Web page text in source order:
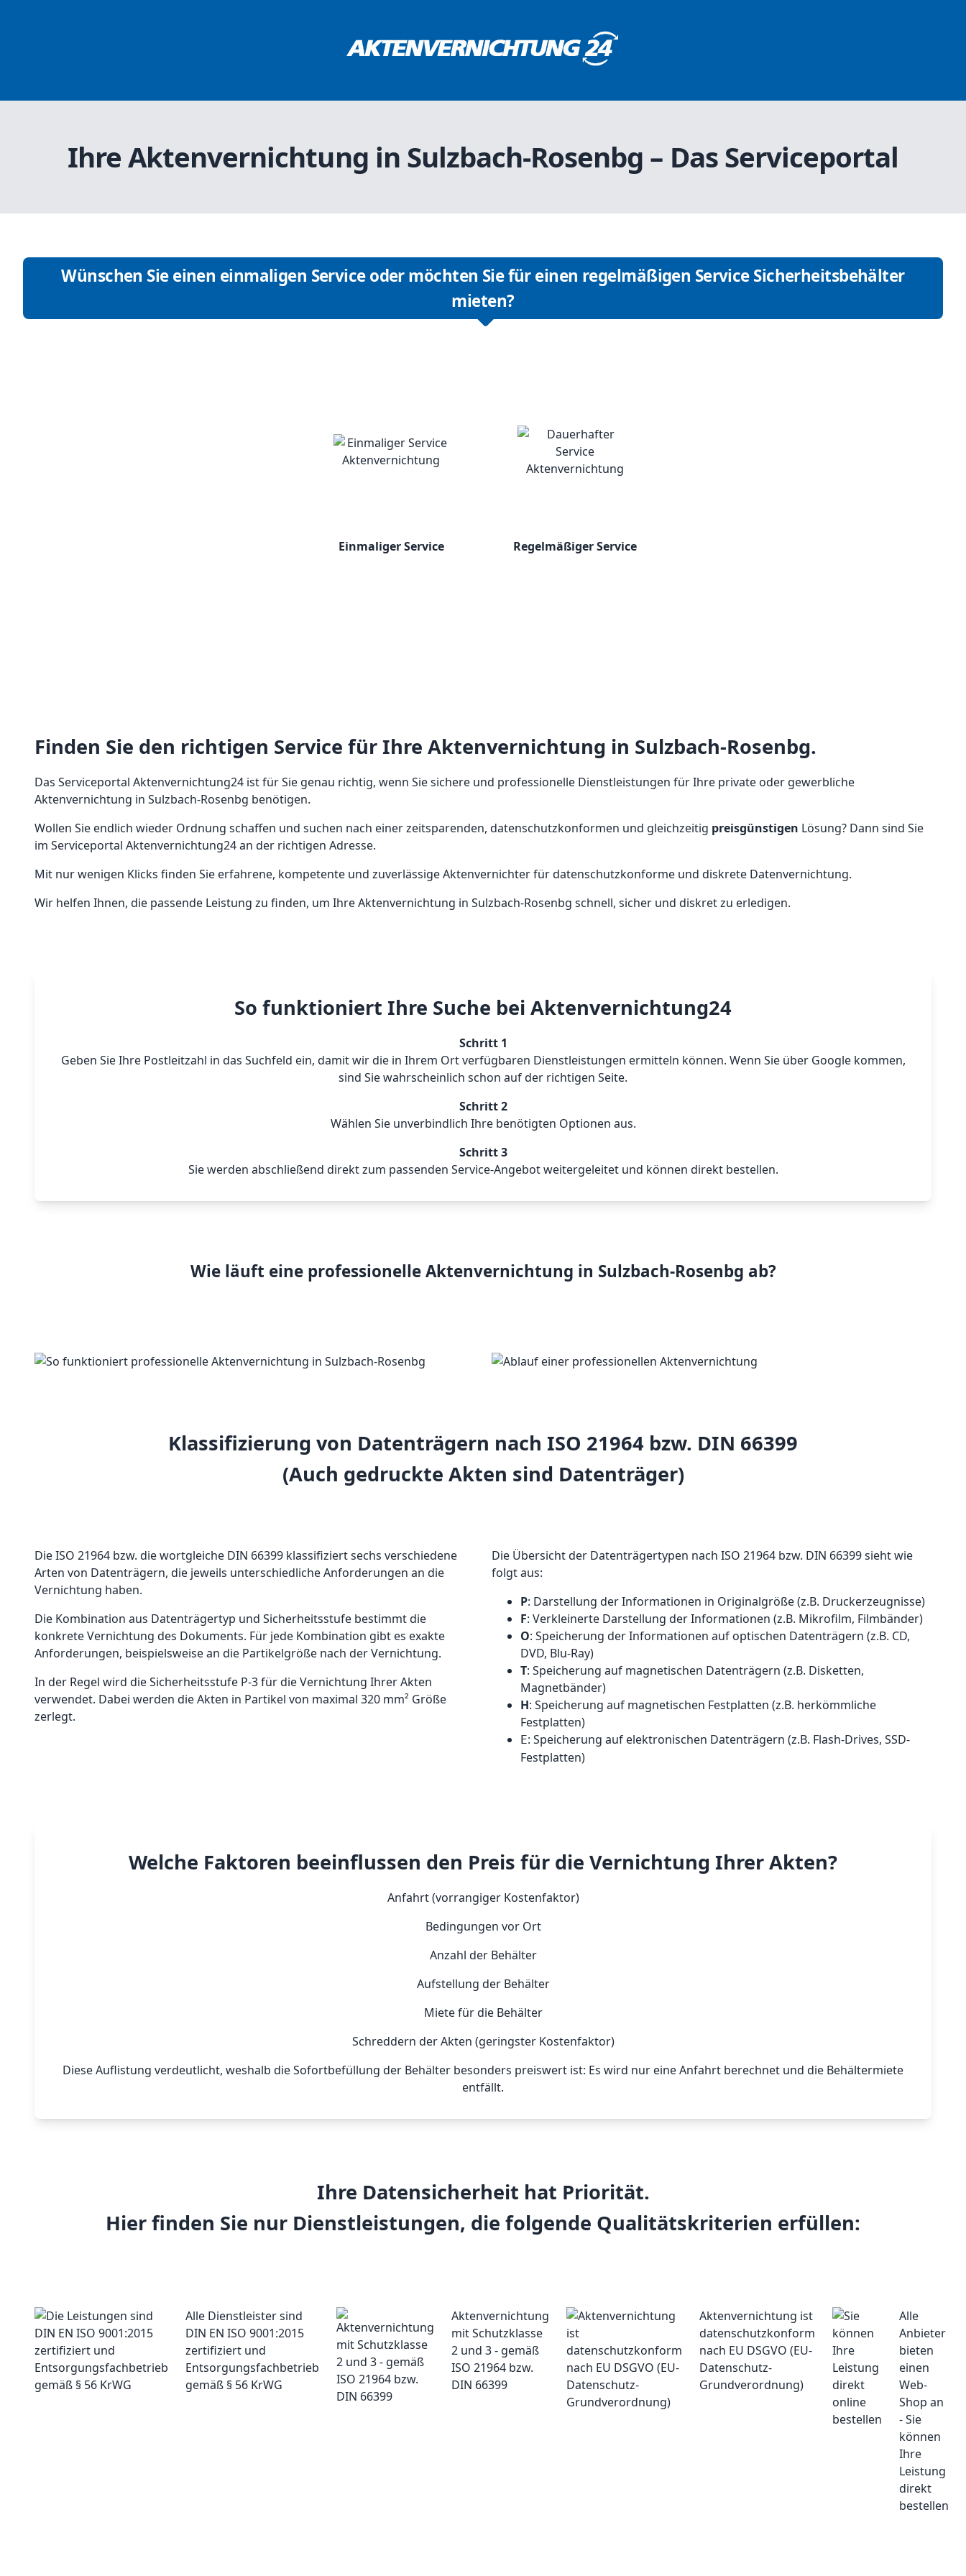
Ihre Aktenvernichtung in Sulzbach-Rosenbg – Das Serviceportal
Wünschen Sie einen einmaligen Service oder möchten Sie für einen regelmäßigen Service Sicherheitsbehälter
mieten?
Einmaliger Service Regelmäßiger Service
Finden Sie den richtigen Service für Ihre Aktenvernichtung in Sulzbach-Rosenbg.
Das Serviceportal Aktenvernichtung24 ist für Sie genau richtig, wenn Sie sichere und professionelle Dienstleistungen für Ihre private oder gewerbliche
Aktenvernichtung in Sulzbach-Rosenbg benötigen.
Wollen Sie endlich wieder Ordnung schaffen und suchen nach einer zeitsparenden, datenschutzkonformen und gleichzeitig preisgünstigen Lösung? Dann sind Sie
im Serviceportal Aktenvernichtung24 an der richtigen Adresse.
Mit nur wenigen Klicks finden Sie erfahrene, kompetente und zuverlässige Aktenvernichter für datenschutzkonforme und diskrete Datenvernichtung.
Wir helfen Ihnen, die passende Leistung zu finden, um Ihre Aktenvernichtung in Sulzbach-Rosenbg schnell, sicher und diskret zu erledigen.
So funktioniert Ihre Suche bei Aktenvernichtung24
Schritt 1
Geben Sie Ihre Postleitzahl in das Suchfeld ein, damit wir die in Ihrem Ort verfügbaren Dienstleistungen ermitteln können. Wenn Sie über Google kommen,
sind Sie wahrscheinlich schon auf der richtigen Seite.
Schritt 2
Wählen Sie unverbindlich Ihre benötigten Optionen aus.
Schritt 3
Sie werden abschließend direkt zum passenden Service-Angebot weitergeleitet und können direkt bestellen.
Wie läuft eine professionelle Aktenvernichtung in Sulzbach-Rosenbg ab?
Klassifizierung von Datenträgern nach ISO 21964 bzw. DIN 66399
(Auch gedruckte Akten sind Datenträger)
Die ISO 21964 bzw. die wortgleiche DIN 66399 klassifiziert sechs verschiedene
Arten von Datenträgern, die jeweils unterschiedliche Anforderungen an die
Vernichtung haben.
Die Kombination aus Datenträgertyp und Sicherheitsstufe bestimmt die
konkrete Vernichtung des Dokuments. Für jede Kombination gibt es exakte
Anforderungen, beispielsweise an die Partikelgröße nach der Vernichtung.
In der Regel wird die Sicherheitsstufe P-3 für die Vernichtung Ihrer Akten
verwendet. Dabei werden die Akten in Partikel von maximal 320 mm² Größe
zerlegt.
Die Übersicht der Datenträgertypen nach ISO 21964 bzw. DIN 66399 sieht wie
folgt aus:
P: Darstellung der Informationen in Originalgröße (z.B. Druckerzeugnisse)
F: Verkleinerte Darstellung der Informationen (z.B. Mikrofilm, Filmbänder)
O: Speicherung der Informationen auf optischen Datenträgern (z.B. CD,
DVD, Blu-Ray)
T: Speicherung auf magnetischen Datenträgern (z.B. Disketten,
Magnetbänder)
H: Speicherung auf magnetischen Festplatten (z.B. herkömmliche
Festplatten)
E: Speicherung auf elektronischen Datenträgern (z.B. Flash-Drives, SSD-
Festplatten)
Welche Faktoren beeinflussen den Preis für die Vernichtung Ihrer Akten?
Anfahrt (vorrangiger Kostenfaktor)
Bedingungen vor Ort
Anzahl der Behälter
Aufstellung der Behälter
Miete für die Behälter
Schreddern der Akten (geringster Kostenfaktor)
Diese Auflistung verdeutlicht, weshalb die Sofortbefüllung der Behälter besonders preiswert ist: Es wird nur eine Anfahrt berechnet und die Behältermiete
entfällt.
Ihre Datensicherheit hat Priorität.
Hier finden Sie nur Dienstleistungen, die folgende Qualitätskriterien erfüllen:
Alle Dienstleister sind
DIN EN ISO 9001:2015
zertifiziert und
Entsorgungsfachbetrieb
gemäß § 56 KrWG
Aktenvernichtung
mit Schutzklasse
2 und 3 - gemäß
ISO 21964 bzw.
DIN 66399
Aktenvernichtung ist
datenschutzkonform
nach EU DSGVO (EU-
Datenschutz-
Grundverordnung)
Alle
Anbieter
bieten
einen
Web-
Shop an
- Sie
können
Ihre
Leistung
direkt
bestellen